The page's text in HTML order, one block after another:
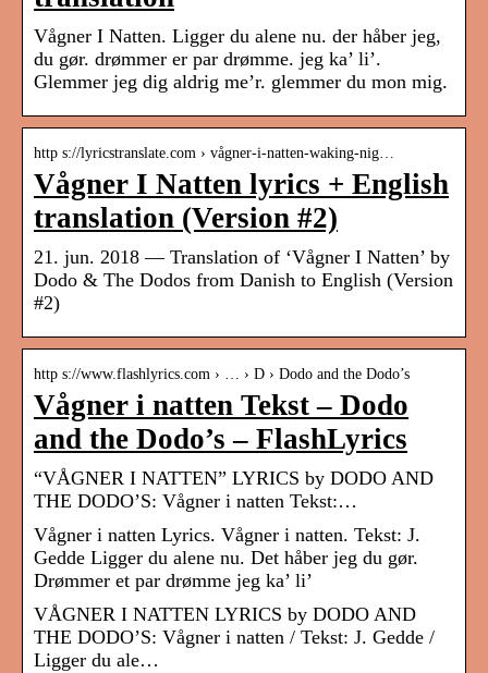
Vågner I Natten. Ligger du alene nu. der håber jeg,
du gør. drømmer er par drømme. jeg ka’ li’.
Glemmer jeg dig aldrig me’r. glemmer du mon mig.
http s://lyricstranslate.com › vågner-i-natten-waking-nig…
Vågner I Natten lyrics + English
translation (Version #2)
21. jun. 2018 — Translation of ‘Vågner I Natten’ by
Dodo & The Dodos from Danish to English (Version
#2)
http s://www.flashlyrics.com › … › D › Dodo and the Dodo’s
Vågner i natten Tekst – Dodo
and the Dodo’s – FlashLyrics
“VÅGNER I NATTEN” LYRICS by DODO AND
THE DODO’S: Vågner i natten Tekst:…
Vågner i natten Lyrics. Vågner i natten. Tekst: J.
Gedde Ligger du alene nu. Det håber jeg du gør.
Drømmer et par drømme jeg ka’ li’
VÅGNER I NATTEN LYRICS by DODO AND
THE DODO’S: Vågner i natten / Tekst: J. Gedde /
Ligger du ale…